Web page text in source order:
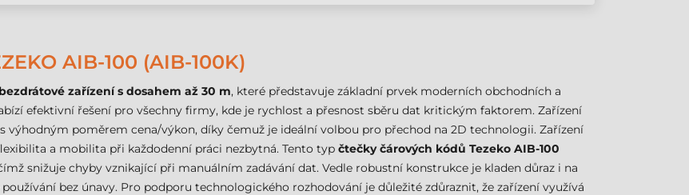
AIB-100 (AIB-100K)
bezdrátové zařízení s dosahem až 30 m, které představuje základní prvek moderních obchodních a
efektivní řešení pro všechny firmy, kde je rychlost a přesnost sběru dat kritickým faktorem. Zařízení
výhodným poměrem cena/výkon, díky čemuž je ideální volbou pro přechod na 2D technologii. Zařízení
a mobilita při každodenní práci nezbytná. Tento typ čtečky čárových kódů Tezeko AIB-100
snižuje chyby vznikající při manuálním zadávání dat. Vedle robustní konstrukce je kladen důraz i na
bez únavy. Pro podporu technologického rozhodování je důležité zdůraznit, že zařízení využívá